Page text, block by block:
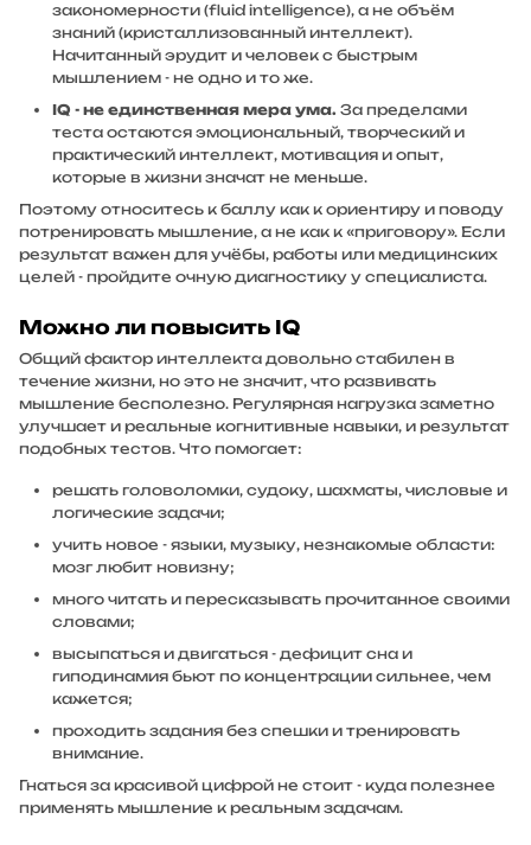
закономерности (fluid intelligence), а не объём
знаний (кристаллизованный интеллект).
Начитанный эрудит и человек с быстрым
мышлением - не одно и то же.
IQ - не единственная мера ума. За пределами
теста остаются эмоциональный, творческий и
практический интеллект, мотивация и опыт,
которые в жизни значат не меньше.
Поэтому относитесь к баллу как к ориентиру и поводу
потренировать мышление, а не как к «приговору». Если
результат важен для учёбы, работы или медицинских
целей - пройдите очную диагностику у специалиста.
Можно ли повысить IQ
Общий фактор интеллекта довольно стабилен в
течение жизни, но это не значит, что развивать
мышление бесполезно. Регулярная нагрузка заметно
улучшает и реальные когнитивные навыки, и результат
подобных тестов. Что помогает:
решать головоломки, судоку, шахматы, числовые и
логические задачи;
учить новое - языки, музыку, незнакомые области:
мозг любит новизну;
много читать и пересказывать прочитанное своими
словами;
высыпаться и двигаться - дефицит сна и
гиподинамия бьют по концентрации сильнее, чем
кажется;
проходить задания без спешки и тренировать
внимание.
Гнаться за красивой цифрой не стоит - куда полезнее
применять мышление к реальным задачам.